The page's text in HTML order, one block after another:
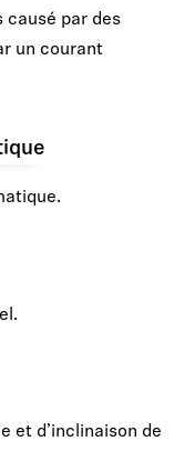
causé par des
un courant
et d’inclinaison de